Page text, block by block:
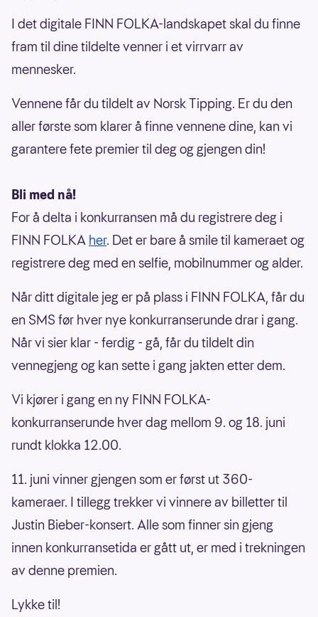
I det digitale FINN FOLKA-landskapet skal du finne
fram til dine tildelte venner i et virrvarr av
mennesker.
Vennene får du tildelt av Norsk Tipping. Er du den
aller første som klarer å finne vennene dine, kan vi
garantere fete premier til deg og gjengen din!
Bli med nå!
For å delta i konkurransen må du registrere deg i
FINN FOLKA her. Det er bare å smile til kameraet og
registrere deg med en selfie, mobilnummer og alder.
Når ditt digitale jeg er på plass i FINN FOLKA, får du
en SMS før hver nye konkurranserunde drar i gang.
Når vi sier klar - ferdig - gå, får du tildelt din
vennegjeng og kan sette i gang jakten etter dem.
Vi kjører i gang en ny FINN FOLKA-
konkurranserunde hver dag mellom 9. og 18. juni
rundt klokka 12.00.
11. juni vinner gjengen som er først ut 360-
kameraer. I tillegg trekker vi vinnere av billetter til
Justin Bieber-konsert. Alle som finner sin gjeng
innen konkurransetida er gått ut, er med i trekningen
av denne premien.
Lykke til!